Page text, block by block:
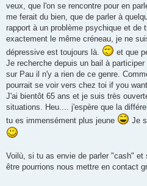
veux, que l'on se rencontre pour en
me ferait du bien, que de parler à
rapport à un problème psychique et de
exactement le même créneau, je ne
dépressive est toujours là.
et que
Je recherche depuis un bail à
sur Pau il n'y a rien de ce genre.
pourrait se voir vers chez toi if you want.
J'ai bientôt 65 ans et je suis très
situations. Heu.... j'espère que la
tu es immensément plus jeune
Je
Voilù, si tu as envie de parler "cash"
être pourrions nous mettre en contact